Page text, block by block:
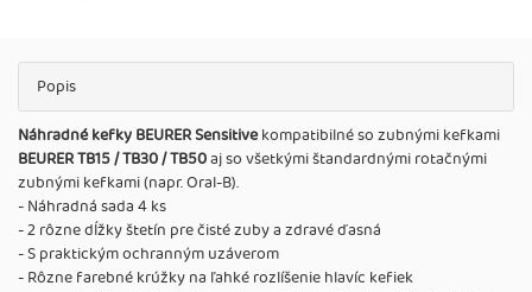
Popis
Náhradné kefky BEURER Sensitivekompatibilné so zubnými kefkami
BEURER TB15 / TB30 / TB50aj so všetkými štandardnými rotačnými
zubnými kefkami (napr. Oral-B).
- Náhradná sada 4 ks
- 2 rôzne dĺžky štetín pre čisté zuby a zdravé ďasná
- S praktickým ochranným uzáverom
- Rôzne farebné krúžky na ľahké rozlíšenie hlavíc kefiek